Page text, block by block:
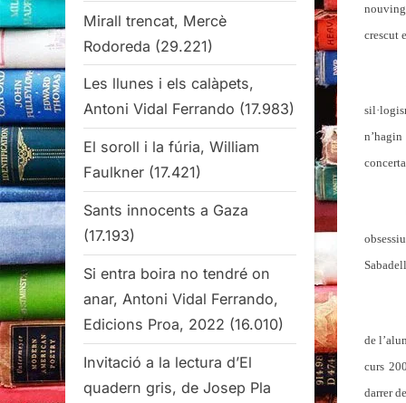
crescut
de
curs
darrer
Mirall trencat, Mercè
Rodoreda (29.221)
Les llunes i els calàpets,
Antoni Vidal Ferrando (17.983)
El soroll i la fúria, William
Faulkner (17.421)
Sants innocents a Gaza
(17.193)
Si entra boira no tendré on
anar, Antoni Vidal Ferrando,
Edicions Proa, 2022 (16.010)
Invitació a la lectura d’El
quadern gris, de Josep Pla